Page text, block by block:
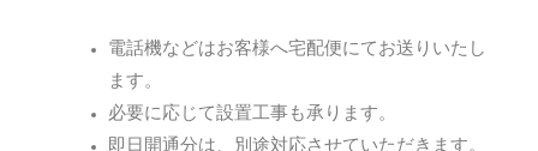
電話機などはお客様へ宅配便にてお送りいたし
ます。
必要に応じて設置工事も承ります。
即日開通分は、別途対応させていただきます。